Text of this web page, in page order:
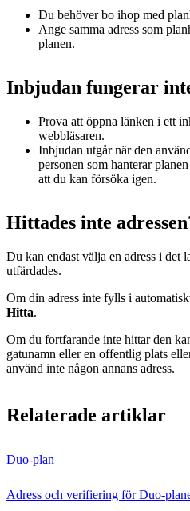
Du behöver bo ihop med
Ange samma adress som
planen.
Inbjudan fungerar
Prova att öppna länken i ett
webbläsaren.
Inbjudan utgår när den
personen som hanterar planen
att du kan försöka igen.
Hittades inte
Du kan endast välja en adress i det
utfärdades.
Om din adress inte fylls i
Hitta.
Om du fortfarande inte hittar den
gatunamn eller en offentlig plats
använd inte någon annans adress.
Relaterade artiklar
Duo‑plan
Adress och verifiering för Duo-